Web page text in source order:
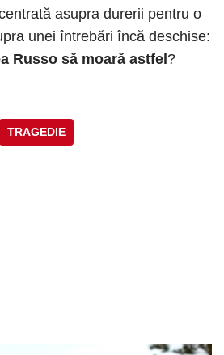
asupra durerii pentru o
unei întrebări încă deschise:
Russo să moară astfel?
TRAGEDIE